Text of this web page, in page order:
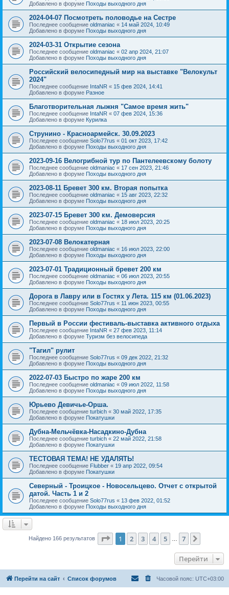
Добавлено в форуме Походы выходного дня
2024-04-07 Посмотреть половодье на Сестре
Последнее сообщение oldmaniac « 14 май 2024, 10:49
Добавлено в форуме Походы выходного дня
2024-03-31 Открытие сезона
Последнее сообщение oldmaniac « 02 апр 2024, 21:07
Добавлено в форуме Походы выходного дня
Российский велосипедный мир на выставке "Велокульт
2024"
Последнее сообщение IntaNR « 15 фев 2024, 14:41
Добавлено в форуме Разное
Благотворительная лыжня "Самое время жить"
Последнее сообщение IntaNR « 07 фев 2024, 15:36
Добавлено в форуме Курилка
Струнино - Красноармейск. 30.09.2023
Последнее сообщение Solo77rus « 01 окт 2023, 17:42
Добавлено в форуме Походы выходного дня
2023-09-16 Велогрибной тур по Пантелеевскому болоту
Последнее сообщение oldmaniac « 17 сен 2023, 21:46
Добавлено в форуме Походы выходного дня
2023-08-11 Бревет 300 км. Вторая попытка
Последнее сообщение oldmaniac « 15 авг 2023, 22:32
Добавлено в форуме Походы выходного дня
2023-07-15 Бревет 300 км. Демоверсия
Последнее сообщение oldmaniac « 18 июл 2023, 20:25
Добавлено в форуме Походы выходного дня
2023-07-08 Велокатерная
Последнее сообщение oldmaniac « 16 июл 2023, 22:00
Добавлено в форуме Походы выходного дня
2023-07-01 Традиционный бревет 200 км
Последнее сообщение oldmaniac « 06 июл 2023, 20:55
Добавлено в форуме Походы выходного дня
Дорога в Лавру или в Гостях у Лета. 115 км (01.06.2023)
Последнее сообщение Solo77rus « 11 июн 2023, 00:55
Добавлено в форуме Походы выходного дня
Первый в России фестиваль-выставка активного отдыха
Последнее сообщение IntaNR « 27 фев 2023, 11:14
Добавлено в форуме Туризм без велосипеда
"Тагил" рулит
Последнее сообщение Solo77rus « 09 дек 2022, 21:32
Добавлено в форуме Походы выходного дня
2022-07-03 Быстро по жаре 200 км
Последнее сообщение oldmaniac « 09 июл 2022, 11:58
Добавлено в форуме Походы выходного дня
Юрьево Девичье-Орша.
Последнее сообщение turbich « 30 май 2022, 17:35
Добавлено в форуме Покатушки
Дубна-Мельчёвка-Насадкино-Дубна
Последнее сообщение turbich « 22 май 2022, 21:58
Добавлено в форуме Покатушки
ТЕСТОВАЯ ТЕМА! НЕ УДАЛЯТЬ!
Последнее сообщение Flubber « 19 апр 2022, 09:54
Добавлено в форуме Покатушки
Северный - Троицкое - Новосельцево. Отчет с открытой
датой. Часть 1 и 2
Последнее сообщение Solo77rus « 13 фев 2022, 01:52
Добавлено в форуме Походы выходного дня
Найдено 166 результатов Страница из
1 2 3 4 5 7
Перейти
Перейти на сайт Список форумов Часовой пояс: UTC+03:00